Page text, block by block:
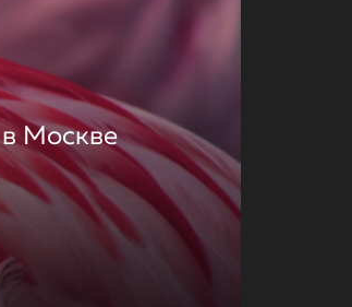
Москве